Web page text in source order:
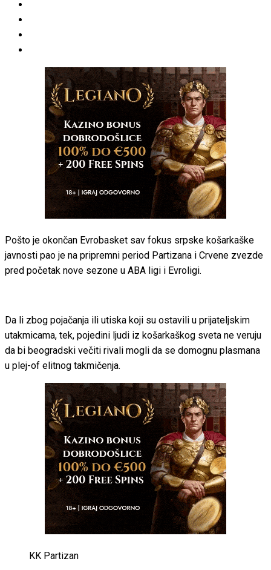
Pošto je okončan Evrobasket sav fokus srpske košarkaške
javnosti pao je na pripremni period Partizana i Crvene zvezde
pred početak nove sezone u ABA ligi i Evroligi.
Da li zbog pojačanja ili utiska koji su ostavili u prijateljskim
utakmicama, tek, pojedini ljudi iz košarkaškog sveta ne veruju
da bi beogradski večiti rivali mogli da se domognu plasmana
u plej-of elitnog takmičenja.
KK Partizan